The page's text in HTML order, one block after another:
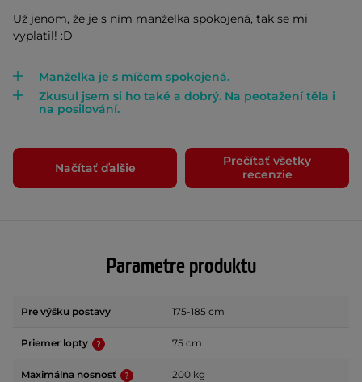
Už jenom, že je s ním manželka spokojená, tak se mi
vyplatil! :D
Manželka je s míčem spokojená.
Zkusul jsem si ho také a dobrý. Na peotažení těla i
na posilování.
Načítať ďalšie
Prečítať všetky
recenzie
Parametre produktu
Pre výšku postavy 175-185 cm
Priemer lopty 75 cm
Maximálna nosnosť 200 kg